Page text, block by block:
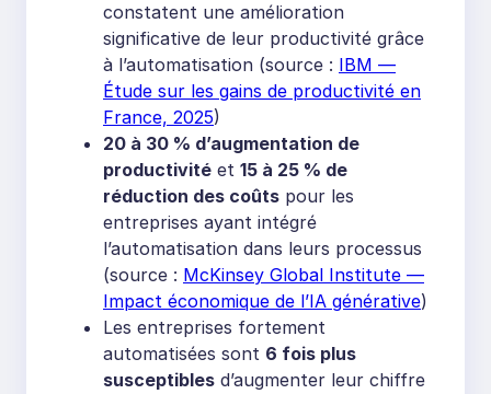
constatent une amélioration
significative de leur productivité grâce
à l’automatisation (source : IBM —
Étude sur les gains de productivité en
France, 2025)
20 à 30 % d’augmentation de
productivité et 15 à 25 % de
réduction des coûts pour les
entreprises ayant intégré
l’automatisation dans leurs processus
(source : McKinsey Global Institute —
Impact économique de l’IA générative)
Les entreprises fortement
automatisées sont 6 fois plus
susceptibles d’augmenter leur chiffre